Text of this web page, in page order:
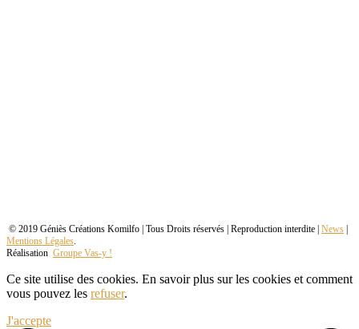
© 2019 Géniès Créations Komilfo | Tous Droits réservés | Reproduction interdite | News
Mentions Légales.
Réalisation Groupe Vas-y !
Ce site utilise des cookies. En savoir plus sur les cookies et comment
vous pouvez les refuser.
J'accepte